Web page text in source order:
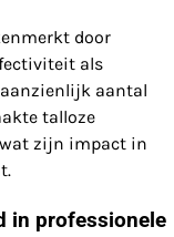
door
als
aantal
talloze
zijn impact in
in professionele